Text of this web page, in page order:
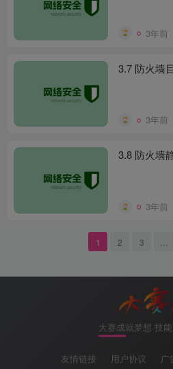
3年前
3.7 防火墙
3年前
3.8 防火墙
3年前
1 2 3
大赛成就梦想 技
友情链接 用户协议 广